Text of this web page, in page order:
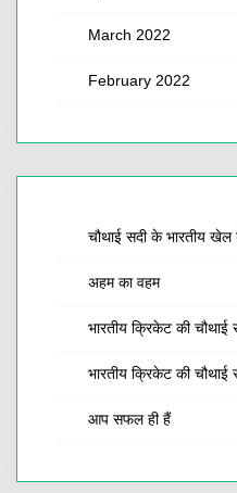
March 2022
February 2022
चौथाई सदी के भारतीय खेल
अहम का वहम
भारतीय क्रिकेट की
भारतीय क्रिकेट की
आप सफल ही हैं